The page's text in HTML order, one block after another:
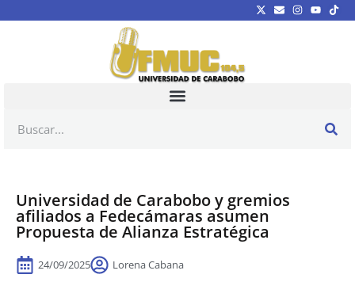
Universidad de Carabobo y gremios
afiliados a Fedecámaras asumen
Propuesta de Alianza Estratégica
24/09/2025 Lorena Cabana